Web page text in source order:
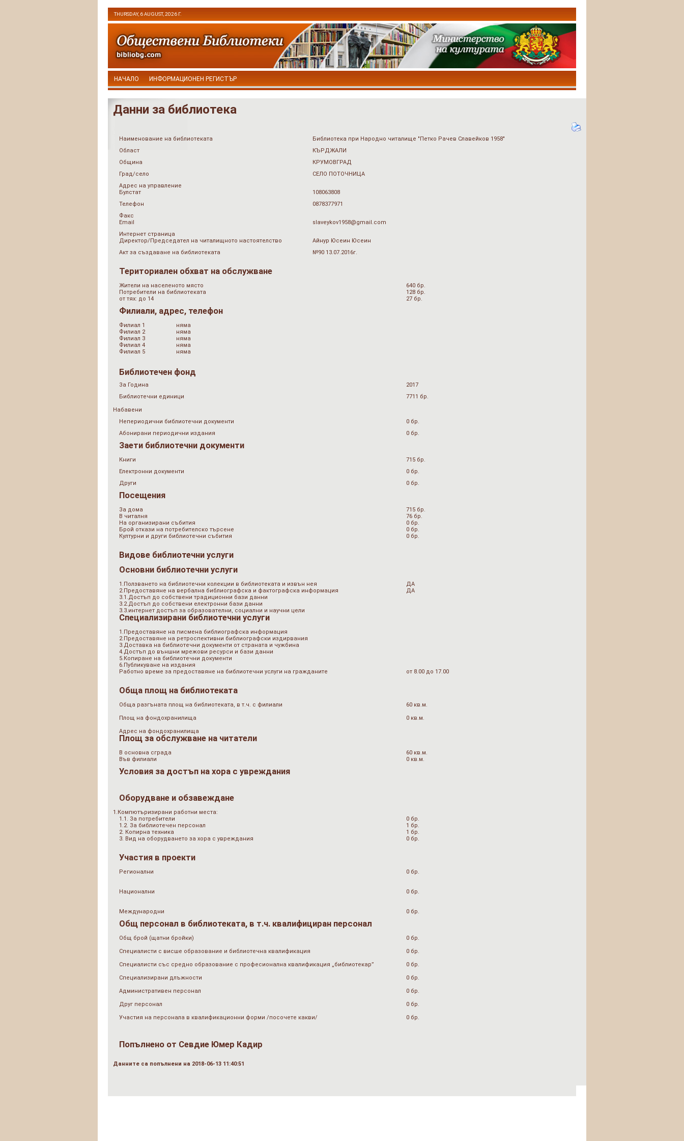
THURSDAY, 6 AUGUST, 2026 Г.
НАЧАЛО ИНФОРМАЦИОНЕН РЕГИСТЪР
Данни за библиотека
Наименование на библиотеката
Библиотека при Народно читалище "Петко Рачев Славейков 1958"
Област
КЪРДЖАЛИ
Община
КРУМОВГРАД
Град/село
СЕЛО ПОТОЧНИЦА
Адрес на управление
Булстат
108063808
Телефон
0878377971
Факс
Email
slaveykov1958@gmail.com
Интернет страница
Директор/Председател на читалищното настоятелство
Айнур Юсеин Юсеин
Акт за създаване на библиотеката
№90 13.07.2016г.
Териториален обхват на обслужване
Жители на населеното място
640 бр.
Потребители на библиотеката
128 бр.
от тях: до 14
27 бр.
Филиали, адрес, телефон
Филиал 1
няма
Филиал 2
няма
Филиал 3
няма
Филиал 4
няма
Филиал 5
няма
Библиотечен фонд
За Година
2017
Библиотечни единици
7711 бр.
Набавени
Непериодични библиотечни документи
0 бр.
Абонирани периодични издания
0 бр.
Заети библиотечни документи
Книги
715 бр.
Електронни документи
0 бр.
Други
0 бр.
Посещения
За дома
715 бр.
В читалня
76 бр.
На организирани събития
0 бр.
Брой откази на потребителско търсене
0 бр.
Културни и други библиотечни събития
0 бр.
Видове библиотечни услуги
Основни библиотечни услуги
1.Ползването на библиотечни колекции в библиотеката и извън нея
ДА
2.Предоставяне на вербална библиографска и фактографска информация
ДА
3.1.Достъп до собствени традиционни бази данни
3.2.Достъп до собствени електронни бази данни
3.3.интернет достъп за образователни, социални и научни цели
Специализирани библиотечни услуги
1.Предоставяне на писмена библиографска информация
2.Предоставяне на ретроспективни библиографски издирвания
3.Доставка на библиотечни документи от страната и чужбина
4.Достъп до външни мрежови ресурси и бази данни
5.Копиране на библиотечни документи
6.Публикуване на издания
Работно време за предоставяне на библиотечни услуги на гражданите
от 8.00 до 17.00
Обща площ на библиотеката
Обща разгъната площ на библиотеката, в т.ч. с филиали
60 кв.м.
Площ на фондохранилища
0 кв.м.
Адрес на фондохранилища
Площ за обслужване на читатели
В основна сграда
60 кв.м.
Във филиали
0 кв.м.
Условия за достъп на хора с увреждания
Оборудване и обзавеждане
1.Компютъризирани работни места:
1.1. За потребители
0 бр.
1.2. За библиотечен персонал
1 бр.
2. Копирна техника
1 бр.
3. Вид на оборудването за хора с увреждания
0 бр.
Участия в проекти
Регионални 0 бр.
Национални 0 бр.
Международни 0 бр.
Общ персонал в библиотеката, в т.ч. квалифициран персонал
Общ брой (щатни бройки)
0 бр.
Специалисти с висше образование и библиотечна квалификация
0 бр.
Специалисти със средно образование с професионална квалификация „библиотекар”
0 бр.
Специализирани длъжности
0 бр.
Административен персонал
0 бр.
Друг персонал
0 бр.
Участия на персонала в квалификационни форми /посочете какви/
0 бр.
Попълнено от Севдие Юмер Кадир
Данните са попълнени на 2018-06-13 11:40:51